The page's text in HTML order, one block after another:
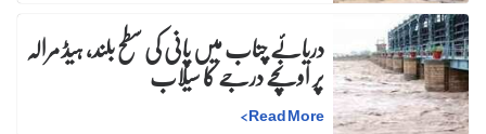
دریائے چناب میں پانی کی سطح بلند، ہیڈ مرالہ
پر اونچے درجے کا سیلاب
Read More
>